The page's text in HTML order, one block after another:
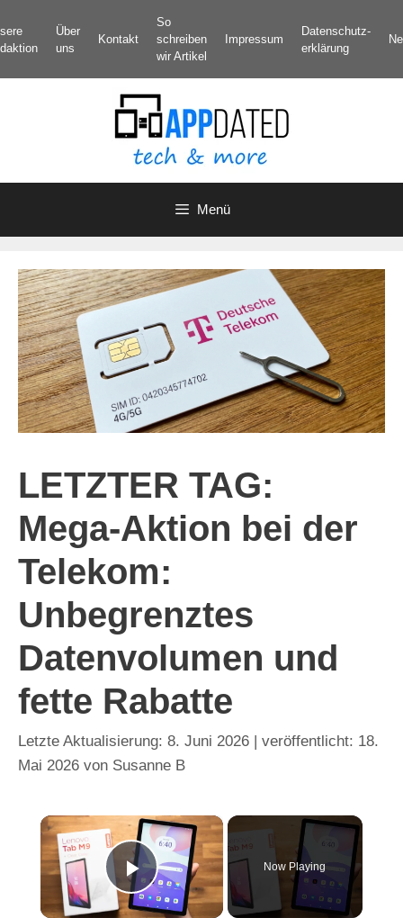
Inhalt
springen
Über
uns
Kontakt
So
schreiben
wir Artikel
Impressum
Datenschutz­
erklärung
Menü
LETZTER TAG:
Mega-Aktion bei der
Telekom:
Unbegrenztes
Datenvolumen und
fette Rabatte
8. Juni 2026
18.
Mai 2026 von Susanne B
×
Play Video
Now Playing